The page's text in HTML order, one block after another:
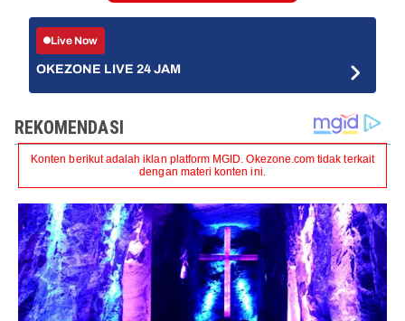
Live Now
OKEZONE LIVE 24 JAM